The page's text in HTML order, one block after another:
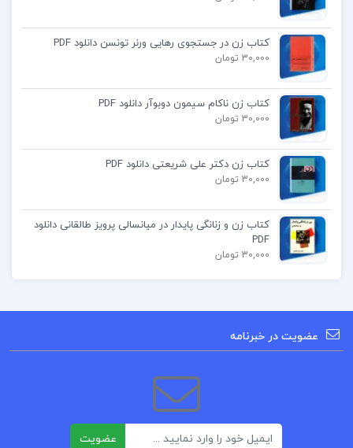
کتاب تاریخ ارومیه احمد کاویانپور
دانلود کتاب تاریخ اورمیه
کتاب تاریخ ارومیه
کتاب در مورد تاریخ ارومیه
تاريخ اروميه
کتاب پیشنهادی
کتاب شورش در فارس منوچهر کارگر
کتاب شرح مشکلات خاقانی 2 عباس ماهیار
کتاب زن در جستجوی رهایی ورنر تونسن دانلود PDF
30,000 تومان
کتاب زن ناکام سیمون دوبوآر دانلود PDF
30,000 تومان
کتاب زن دکتر علی شریعتی دانلود PDF
30,000 تومان
کتاب زن و زنانگی پایدار در میانسالی پرویز طالقانی دانلود
PDF
30,000 تومان
عضویت در خبرنامه
عضویت